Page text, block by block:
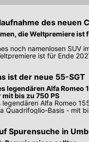
des neuen
die Weltpremiere ist
noch namenlosen SUV
ist für Ende
ist der neue 55-SGT
legendären Alfa Romeo
bis zu 750 PS
Alfa Romeo
Quadrifoglio-Basis - mit
Spurensuche in